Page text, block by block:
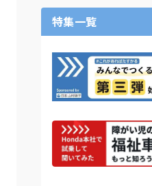
特集一覧